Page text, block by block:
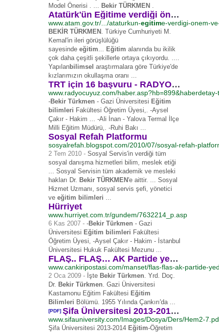
Model Önerisi . ... Bekir TÜRKMEN .
Atatürk'ün Eğitime verdiği önem ve İnebolu'da Eğitim Durumu
www.atam.gov.tr/.../ataturkun-egitime-verdigi-onem-
BEKİR TÜRKMEN . Türkiye Cumhuriyeti M.
Kemal'in ileri görüşlülüğü
sayesinde eğitim... Eğitim alanında bu ikilik
çok daha çeşitli şekillerle ortaya çıkıyordu. ....
Yapılanbilimsel araştırmalara göre Türkiye'de
kızlarımızın okullaşma oranı ...
TRT için 16 başvuru - RADYOCUYUZ.COM
www.radyocuyuz.com/
-Bekir Türkmen - Gazi Üniversitesi Eğitim
bilimleri Fakültesi Öğretim Üyesi,. -Aysel
Çakır - Hakim ... -Ali İnan - Yalova Termal İlçe
Milli Eğitim Müdürü,. -Ruhi Bakı ...
Sosyal Refah Platformu
sosyalrefah.blogspot.com/2010/07/sosyal-refah-
2 Tem 2010 - Sosyal Servis'in verdiği tüm
sosyal danışma hizmetleri bilim, meslek etiği
... Sosyal Servisin tüm akademik ve mesleki
hakları Dr. Bekir TÜRKMEN'e aittir. ... Sosyal
Hizmet Uzmanı, sosyal servis şefi, yönetici
ve eğitim bilimleri ...
Hürriyet
www.hurriyet.com.tr/gundem/7632214_p.asp
6 Kas 2007 - -Bekir Türkmen - Gazi
Üniversitesi Eğitim bilimleri Fakültesi
Öğretim Üyesi, -Aysel Çakır - Hakim - İstanbul
Üniversitesi Hukuk Fakültesi Mezunu ...
FLAŞ.. FLAŞ… AK Partide yedinci aday! - Çankırı Postası
www.cankiripostasi.com/manset/flas-flas-ak-partide-
2 Oca 2009 - İşte Bekir Türkmen. Yrd. Doç.
Dr. Bekir Türkmen. Gazi Üniversitesi
Kastamonu Eğitim Fakültesi Eğitim
Bilimleri Bölümü. 1955 Yılında Çankırı'da ...
[PDF] Şifa Üniversitesi 2013-2014 Eğitim-Öğretim Yılı Sağlık ...
www.sifauniversity.com/Images/Dosya/Ders/Hem2-
Şifa Üniversitesi 2013-2014 Eğitim-Öğretim